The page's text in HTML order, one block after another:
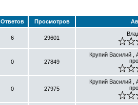
Ответов Просмотров
6 29601
0
27849
Крупий Василий ,
0
27975
Крупий Василий ,